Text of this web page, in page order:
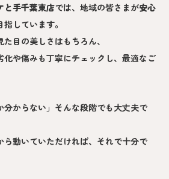
と手千葉東店では、地域の皆さまが安心
指しています。
目の美しさはもちろん、
化や傷みも丁寧にチェックし、最適なご
分からない」そんな段階でも大丈夫で
ら動いていただければ、それで十分で